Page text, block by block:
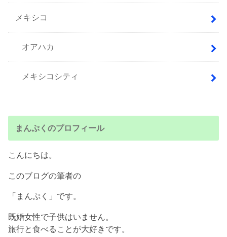
メキシコ
オアハカ
メキシコシティ
まんぷくのプロフィール
こんにちは。
このブログの筆者の
「まんぷく」です。
既婚女性で子供はいません。
旅行と食べることが大好きです。